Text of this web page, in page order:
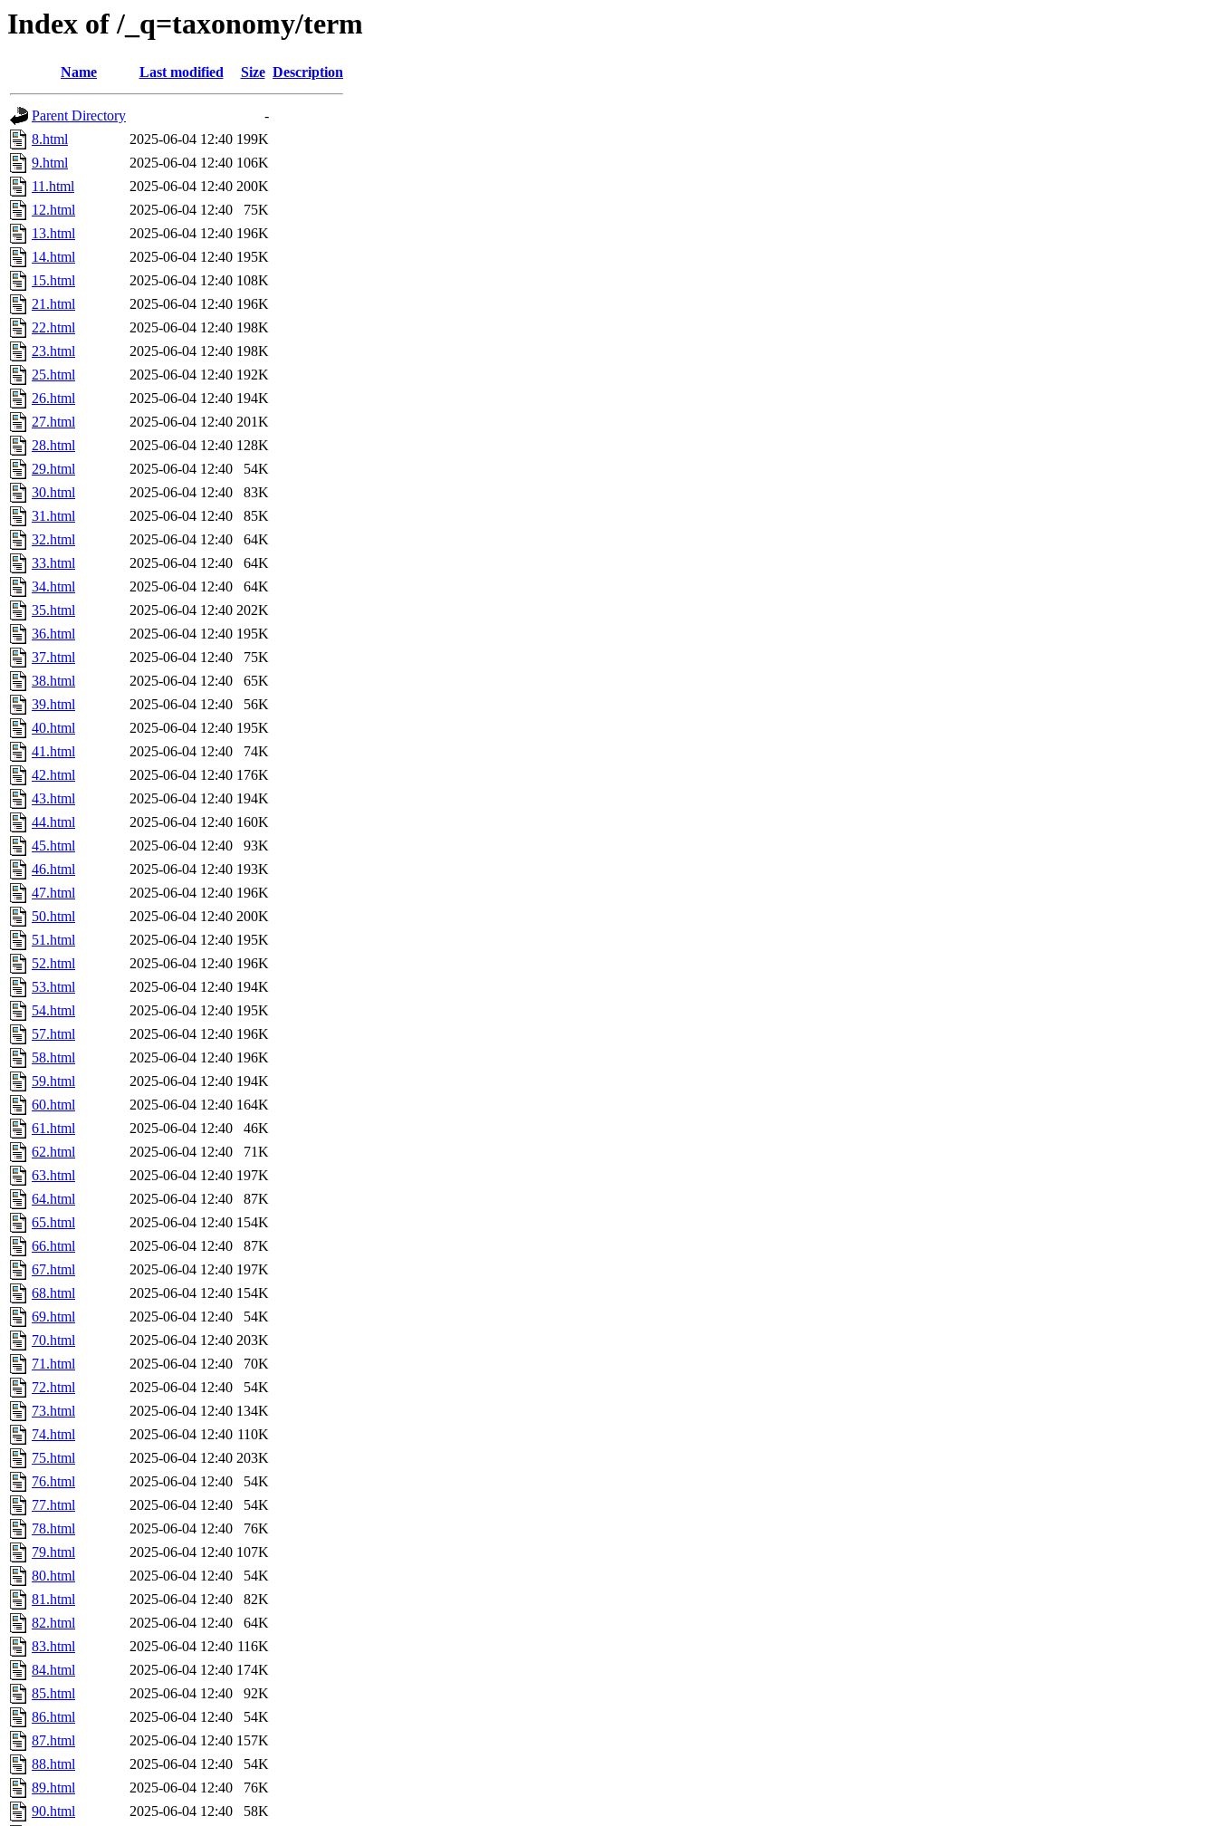
Index of /_q=taxonomy/term
Name Last modified Size Description
Parent Directory
-
8.html
2025-06-04 12:40 199K
9.html
2025-06-04 12:40 106K
11.html
2025-06-04 12:40 200K
12.html
2025-06-04 12:40
75K
13.html
2025-06-04 12:40 196K
14.html
2025-06-04 12:40 195K
15.html
2025-06-04 12:40 108K
21.html
2025-06-04 12:40 196K
22.html
2025-06-04 12:40 198K
23.html
2025-06-04 12:40 198K
25.html
2025-06-04 12:40 192K
26.html
2025-06-04 12:40 194K
27.html
2025-06-04 12:40 201K
28.html
2025-06-04 12:40 128K
29.html
2025-06-04 12:40
54K
30.html
2025-06-04 12:40
83K
31.html
2025-06-04 12:40
85K
32.html
2025-06-04 12:40
64K
33.html
2025-06-04 12:40
64K
34.html
2025-06-04 12:40
64K
35.html
2025-06-04 12:40 202K
36.html
2025-06-04 12:40 195K
37.html
2025-06-04 12:40
75K
38.html
2025-06-04 12:40
65K
39.html
2025-06-04 12:40
56K
40.html
2025-06-04 12:40 195K
41.html
2025-06-04 12:40
74K
42.html
2025-06-04 12:40 176K
43.html
2025-06-04 12:40 194K
44.html
2025-06-04 12:40 160K
45.html
2025-06-04 12:40
93K
46.html
2025-06-04 12:40 193K
47.html
2025-06-04 12:40 196K
50.html
2025-06-04 12:40 200K
51.html
2025-06-04 12:40 195K
52.html
2025-06-04 12:40 196K
53.html
2025-06-04 12:40 194K
54.html
2025-06-04 12:40 195K
57.html
2025-06-04 12:40 196K
58.html
2025-06-04 12:40 196K
59.html
2025-06-04 12:40 194K
60.html
2025-06-04 12:40 164K
61.html
2025-06-04 12:40
46K
62.html
2025-06-04 12:40
71K
63.html
2025-06-04 12:40 197K
64.html
2025-06-04 12:40
87K
65.html
2025-06-04 12:40 154K
66.html
2025-06-04 12:40
87K
67.html
2025-06-04 12:40 197K
68.html
2025-06-04 12:40 154K
69.html
2025-06-04 12:40
54K
70.html
2025-06-04 12:40 203K
71.html
2025-06-04 12:40
70K
72.html
2025-06-04 12:40
54K
73.html
2025-06-04 12:40 134K
74.html
2025-06-04 12:40 110K
75.html
2025-06-04 12:40 203K
76.html
2025-06-04 12:40
54K
77.html
2025-06-04 12:40
54K
78.html
2025-06-04 12:40
76K
79.html
2025-06-04 12:40 107K
80.html
2025-06-04 12:40
54K
81.html
2025-06-04 12:40
82K
82.html
2025-06-04 12:40
64K
83.html
2025-06-04 12:40 116K
84.html
2025-06-04 12:40 174K
85.html
2025-06-04 12:40
92K
86.html
2025-06-04 12:40
54K
87.html
2025-06-04 12:40 157K
88.html
2025-06-04 12:40
54K
89.html
2025-06-04 12:40
76K
90.html
2025-06-04 12:40
58K